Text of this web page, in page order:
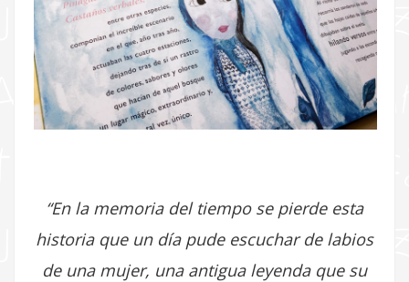
“En la memoria del tiempo se pierde esta
historia que un día pude escuchar de labios
de una mujer, una antigua leyenda que su